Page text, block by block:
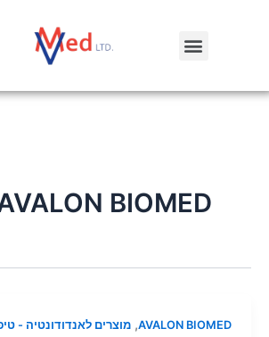
Menu
BIOMED
AVALON BIOMED
, מוצרים לאנדודונטיה -